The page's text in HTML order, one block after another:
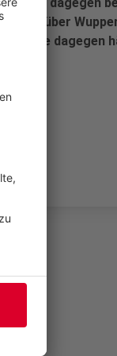
Mucke dagegen